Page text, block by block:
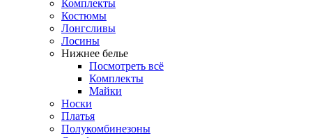
Комплекты
Костюмы
Лонгсливы
Лосины
Нижнее белье
Посмотреть всё
Комплекты
Майки
Носки
Платья
Полукомбинезоны